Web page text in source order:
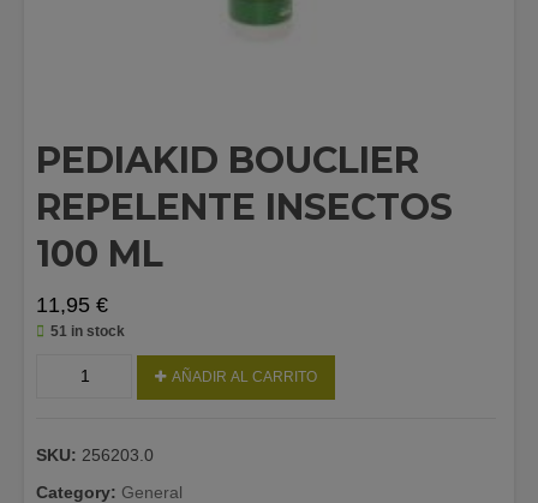
PEDIAKID BOUCLIER
REPELENTE INSECTOS
100 ML
11,95 €
51 in stock
100
ML
AÑADIR AL CARRITO
SKU: 256203.0
Category: General